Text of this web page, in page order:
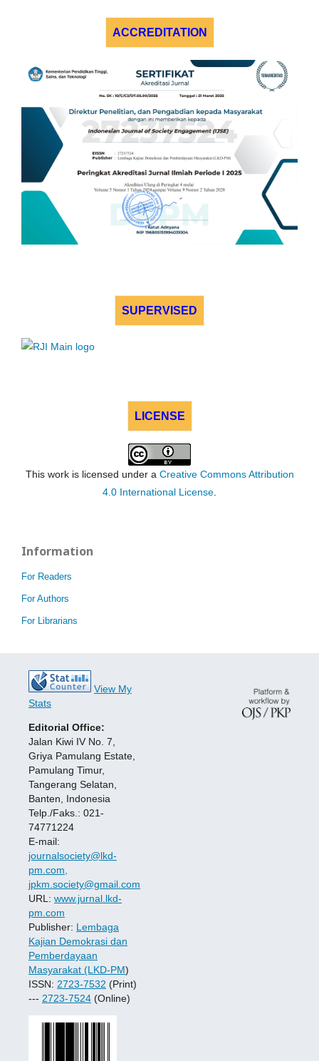
ACCREDITATION
SUPERVISED
LICENSE
This work is licensed under a Creative Commons Attribution
4.0 International License
Information
For Readers
For Authors
For Librarians
View My
Stats
Editorial Office:
Jalan Kiwi IV No. 7,
Griya Pamulang Estate,
Pamulang Timur,
Tangerang Selatan,
Banten, Indonesia
Telp./Faks.: 021-
74771224
E-mail:
journalsociety@lkd-
pm.com,
jpkm.society@gmail.com
URL: www.jurnal.lkd-
pm.com
Publisher: Lembaga
Kajian Demokrasi dan
Pemberdayaan
Masyarakat (LKD-PM)
ISSN: 2723-7532 (Print)
--- 2723-7524 (Online)